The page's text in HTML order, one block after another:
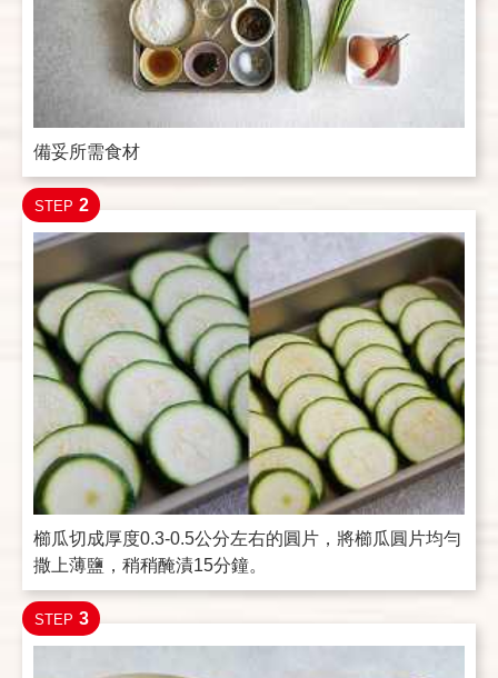
備妥所需食材
STEP 2
櫛瓜切成厚度0.3-0.5公分左右的圓片，將櫛瓜圓片均勻
撒上薄鹽，稍稍醃漬15分鐘。
STEP 3